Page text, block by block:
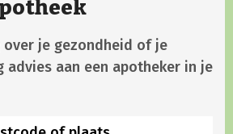
over je gezondheid of je
advies aan een apotheker in je